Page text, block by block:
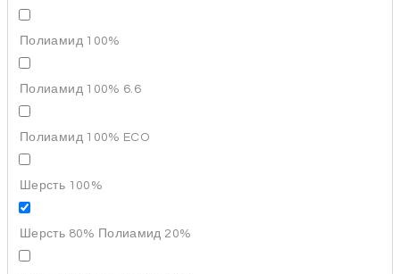
Полиамид 100%
Полиамид 100% 6.6
Полиамид 100% ECO
Шерсть 100%
Шерсть 80% Полиамид 20%